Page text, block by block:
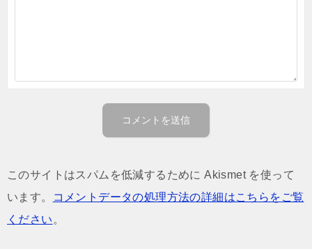
このサイトはスパムを低減するために Akismet を使って
います。
コメントデータの処理方法の詳細はこちらをご覧
ください 。